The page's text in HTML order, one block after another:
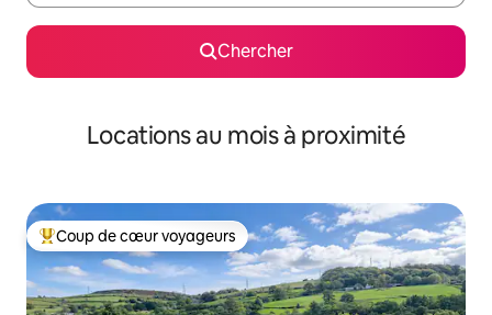
Chercher
Locations au mois à proximité
Coup de cœur voyageurs parmi les plus aimés
Coup de cœur voyageurs